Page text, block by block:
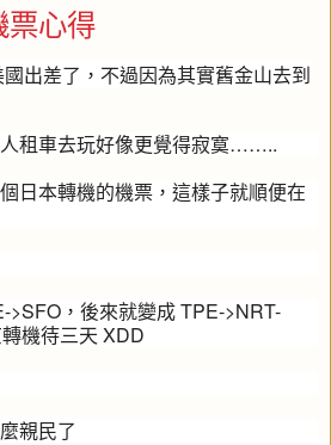
票心得
出差了，不過因為其實舊金山去到
租車去玩好像更覺得寂寞……..
日本轉機的機票，這樣子就順便在
>SFO，後來就變成 TPE->NRT-
機待三天 XDD
親民了